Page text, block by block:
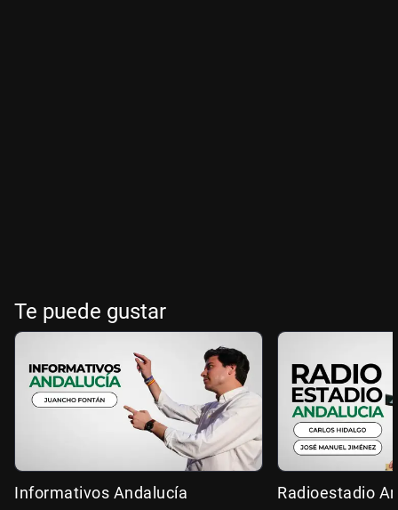
Te puede gustar
Informativos Andalucía Radioestadio